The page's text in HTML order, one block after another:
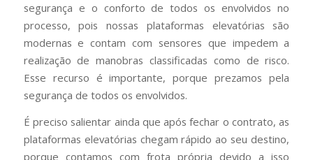
segurança e o conforto de todos os envolvidos no
processo, pois nossas plataformas elevatórias são
modernas e contam com sensores que impedem a
realização de manobras classificadas como de risco.
Esse recurso é importante, porque prezamos pela
segurança de todos os envolvidos.
É preciso salientar ainda que após fechar o contrato, as
plataformas elevatórias chegam rápido ao seu destino,
porque contamos com frota própria devido a isso